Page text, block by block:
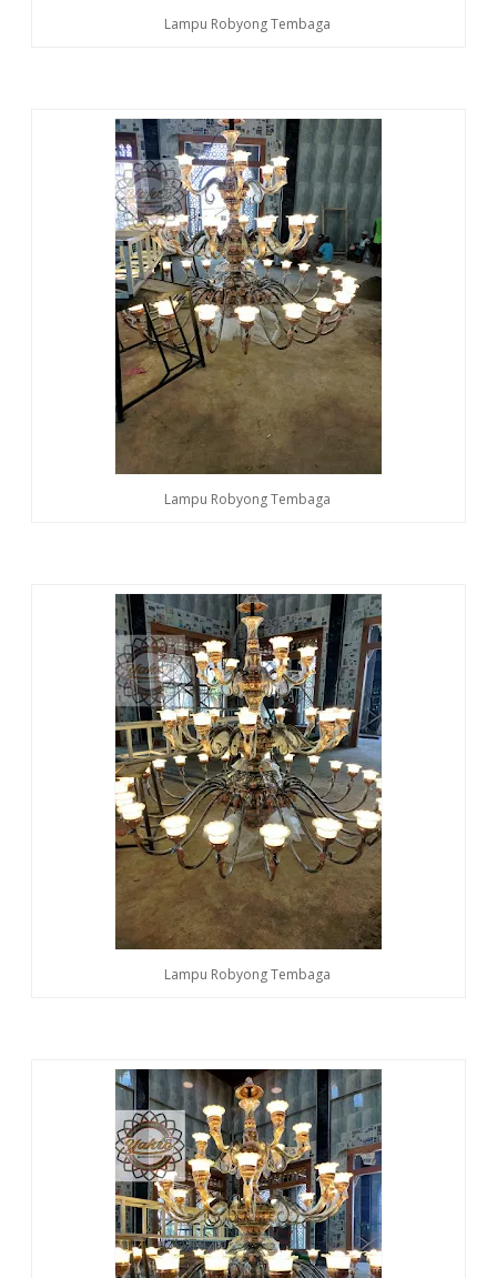
Lampu Robyong Tembaga
Lampu Robyong Tembaga
Lampu Robyong Tembaga